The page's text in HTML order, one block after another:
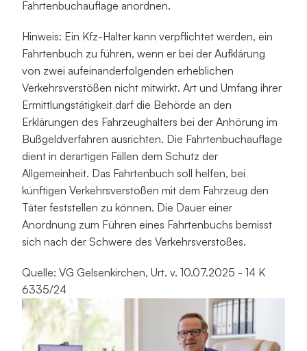
Fahrtenbuchauflage anordnen.
Hinweis: Ein Kfz-Halter kann verpflichtet werden, ein
Fahrtenbuch zu führen, wenn er bei der Aufklärung
von zwei aufeinanderfolgenden erheblichen
Verkehrsverstößen nicht mitwirkt. Art und Umfang ihrer
Ermittlungstätigkeit darf die Behörde an den
Erklärungen des Fahrzeughalters bei der Anhörung im
Bußgeldverfahren ausrichten. Die Fahrtenbuchauflage
dient in derartigen Fällen dem Schutz der
Allgemeinheit. Das Fahrtenbuch soll helfen, bei
künftigen Verkehrsverstößen mit dem Fahrzeug den
Täter feststellen zu können. Die Dauer einer
Anordnung zum Führen eines Fahrtenbuchs bemisst
sich nach der Schwere des Verkehrsverstoßes.
Quelle: VG Gelsenkirchen, Urt. v. 10.07.2025 - 14 K
6335/24